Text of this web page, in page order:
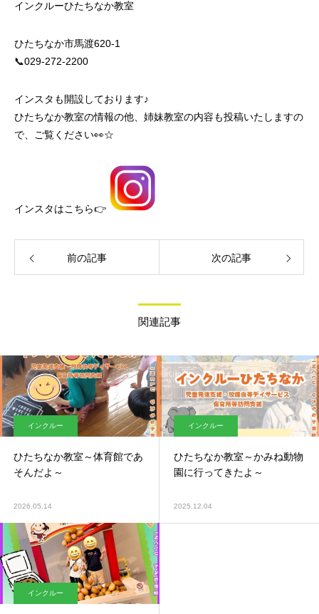
インクルーひたちなか教室
ひたちなか市馬渡620-1
📞029‐272‐2200
インスタも開設しております♪
ひたちなか教室の情報の他、姉妹教室の内容も投稿いたしますの
で、ご覧ください👀☆
インスタはこちら👉
前の記事 次の記事
関連記事
インクルー
ひたちなか教室～体育館であ
そんだよ～
2026.05.14
インクルー
ひたちなか教室～かみね動物
園に行ってきたよ～
2025.12.04
インクルー